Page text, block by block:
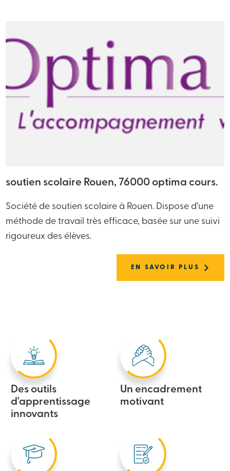
soutien scolaire Rouen, 76000 optima cours.
Société de soutien scolaire à Rouen. Dispose d'une
méthode de travail très efficace, basée sur une suivi
rigoureux des élèves.
EN SAVOIR PLUS
Des outils
d'apprentissage
innovants
Un encadrement
motivant